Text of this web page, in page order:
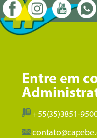
Entre em
+55(35)3851-